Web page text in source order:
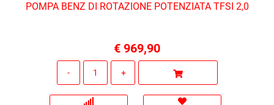
POMPA BENZ DI ROTAZIONE POTENZIATA TFSI 2,0
€ 969,90